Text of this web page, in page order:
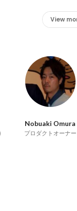
View
Nobuaki Omura
プロダクトオーナー